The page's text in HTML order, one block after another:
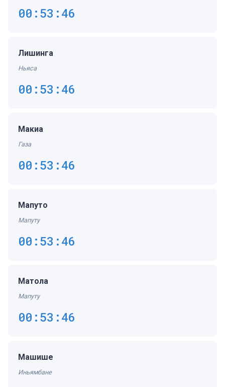
00:53:47
Лишинга
Ньяса
00:53:47
Макиа
Газа
00:53:47
Мапуто
Мапуту
00:53:47
Матола
Мапуту
00:53:47
Машише
Иньямбане